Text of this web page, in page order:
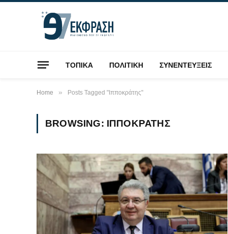
ΤΟΠΙΚΑ ΠΟΛΙΤΙΚΗ ΣΥΝΕΝΤΕΥΞΕΙΣ
Home » Posts Tagged "Ιπποκράτης"
BROWSING: ΙΠΠΟΚΡΆΤΗΣ